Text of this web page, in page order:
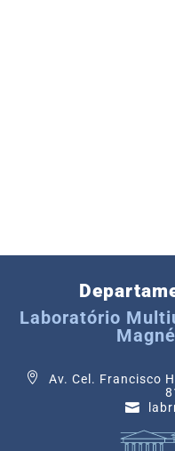
Laboratório
Av. Cel. Francisco